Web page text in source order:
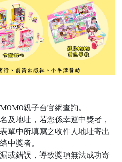
MOMO親子台官網查詢。
及地址，若您係幸運中獎者，
單中所填寫之收件人地址寄出
中獎者。
或錯誤，導致獎項無法成功寄